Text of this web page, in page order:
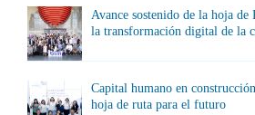
Avance sostenido de la hoja
la transformación digital de la
Capital humano en
hoja de ruta para el futuro